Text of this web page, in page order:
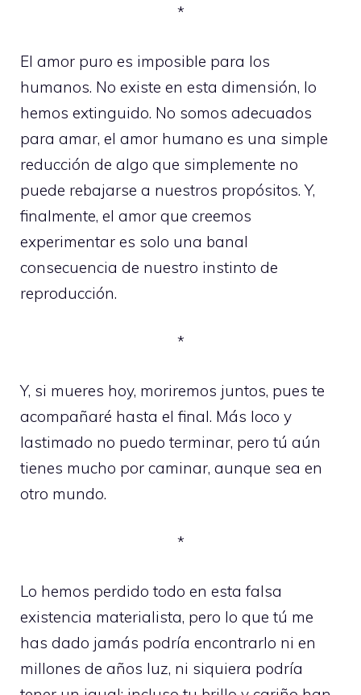
*
El amor puro es imposible para los
humanos. No existe en esta dimensión, lo
hemos extinguido. No somos adecuados
para amar, el amor humano es una simple
reducción de algo que simplemente no
puede rebajarse a nuestros propósitos. Y,
finalmente, el amor que creemos
experimentar es solo una banal
consecuencia de nuestro instinto de
reproducción.
*
Y, si mueres hoy, moriremos juntos, pues te
acompañaré hasta el final. Más loco y
lastimado no puedo terminar, pero tú aún
tienes mucho por caminar, aunque sea en
otro mundo.
*
Lo hemos perdido todo en esta falsa
existencia materialista, pero lo que tú me
has dado jamás podría encontrarlo ni en
millones de años luz, ni siquiera podría